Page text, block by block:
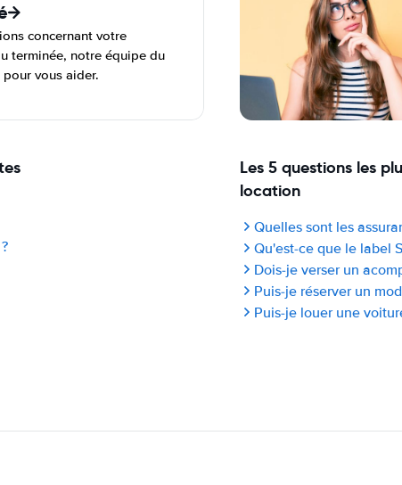
concernant votre
terminée, notre équipe du
vous aider.
Les 5 questions les
location
Quelles sont les
Qu'est-ce que le label
Dois-je verser un
Puis-je réserver un
Puis-je louer une